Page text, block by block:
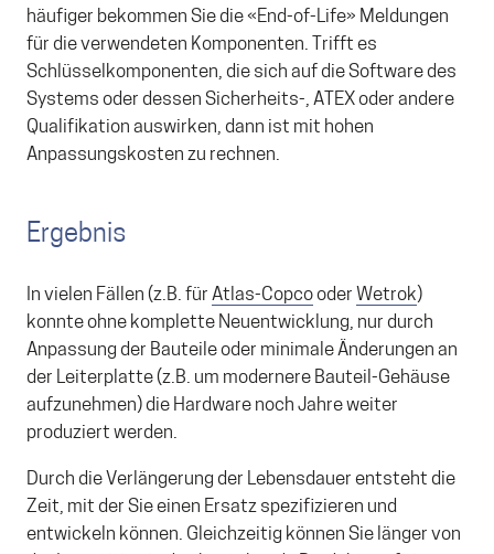
häufiger bekommen Sie die «End-of-Life» Meldungen
für die verwendeten Komponenten. Trifft es
Schlüsselkomponenten, die sich auf die Software des
Systems oder dessen Sicherheits-, ATEX oder andere
Qualifikation auswirken, dann ist mit hohen
Anpassungskosten zu rechnen.
Ergebnis
In vielen Fällen (z.B. für Atlas-Copcooder Wetrok)
konnte ohne komplette Neuentwicklung, nur durch
Anpassung der Bauteile oder minimale Änderungen an
der Leiterplatte (z.B. um modernere Bauteil-Gehäuse
aufzunehmen) die Hardware noch Jahre weiter
produziert werden.
Durch die Verlängerung der Lebensdauer entsteht die
Zeit, mit der Sie einen Ersatz spezifizieren und
entwickeln können. Gleichzeitig können Sie länger von